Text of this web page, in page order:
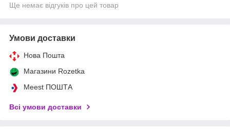
Ще немає відгуків про цей товар
Умови доставки
Нова Пошта
Магазини Rozetka
Meest ПОШТА
Всі умови доставки